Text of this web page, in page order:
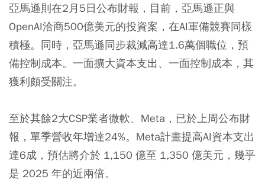
亞馬遜則在2月5日公布財報，目前，亞馬遜正與
OpenAI洽商500億美元的投資案，在AI軍備競賽同樣
積極。同時，亞馬遜同步裁減高達1.6萬個職位，預
備控制成本。一面擴大資本支出、一面控制成本，其
獲利頗受關注。
至於其餘2大CSP業者微軟、Meta，已於上周公布財
報，單季營收年增達24%。Meta計畫提高AI資本支出
達6成，預估將介於 1,150 億至 1,350 億美元，幾乎
是 2025 年的近兩倍。